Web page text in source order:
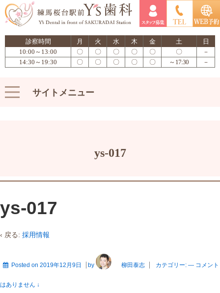
診察時間 月 火 水 木 金 土
日
10:00～13:00
〇 〇 〇 〇 〇 〇
－
14:30～19:30
〇 〇 〇 〇 〇 ～17:30 －
サイトメニュー
ys-017
ys-017
‹ 戻る: 採用情報
Posted on 2019年12月9日 by 柳田泰志 カテゴリー: — コメント
はありません ↓